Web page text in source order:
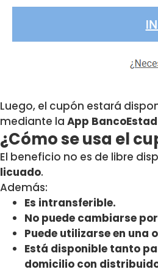
Luego, el cupón estará
mediante la App
¿Cómo se usa el
El beneficio no es de libre
licuado.
Además:
Es intransferible.
No puede cambiarse
Puede utilizarse en una
Está disponible tanto
domicilio con